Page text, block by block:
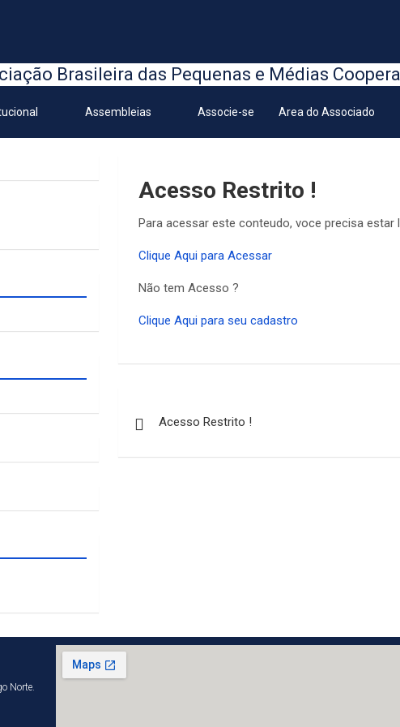
Brasileira das Pequenas e Médias
Assembleias Associe-se Area do Associado
Acesso Restrito !
Para acessar este conteudo, voce precisa estar
Clique Aqui para Acessar
Não tem Acesso ?
Clique Aqui para seu cadastro
Acesso Restrito !
Norte.